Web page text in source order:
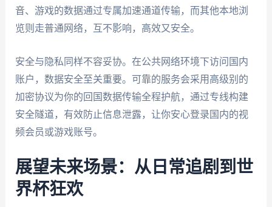
音、游戏的数据通过专属加速通道传输，而其他本地浏
览则走普通网络，互不影响，高效又安全。
安全与隐私同样不容妥协。在公共网络环境下访问国内
账户，数据安全至关重要。可靠的服务会采用高级别的
加密协议为你的回国数据传输全程护航，通过专线构建
安全隧道，有效防止信息泄露，让你安心登录国内的视
频会员或游戏账号。
展望未来场景：从日常追剧到世
界杯狂欢